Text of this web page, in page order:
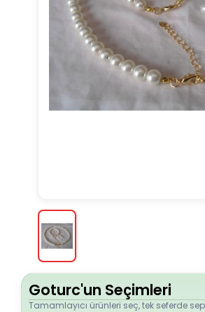
Goturc'un Seçimleri
Tamamlayıcı ürünleri seç, tek seferde